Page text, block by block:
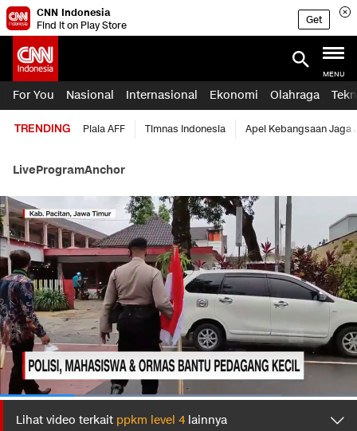
CNN Indonesia
Find it on Play Store
Get
MENU
For You Nasional Internasional Ekonomi Olahraga
TRENDING Piala AFF Timnas Indonesia Apel Kebangsaan Jaga
LiveProgramAnchor
Lihat video terkait ppkm level 4 lainnya